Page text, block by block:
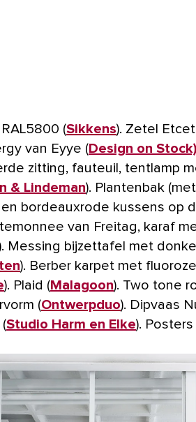
RAL5800 (Sikkens). Zetel
van Eyye (Design on Stock)
zitting, fauteuil, tentlamp
& Lindeman). Plantenbak
bordeauxrode kussens op
van Freitag, karaf
Messing bijzettafel met
). Berber karpet met
). Plaid (Malagoon). Two tone
(Ontwerpduo). Dipvaas
Studio Harm en Elke).